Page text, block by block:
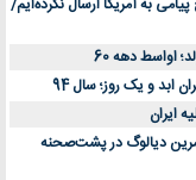
به آمریکا ارسال نکرده‌ایم/
اواسط دهه 60
ابد و یک روز؛ سال 94
دیالوگ در پشت‌صحنه